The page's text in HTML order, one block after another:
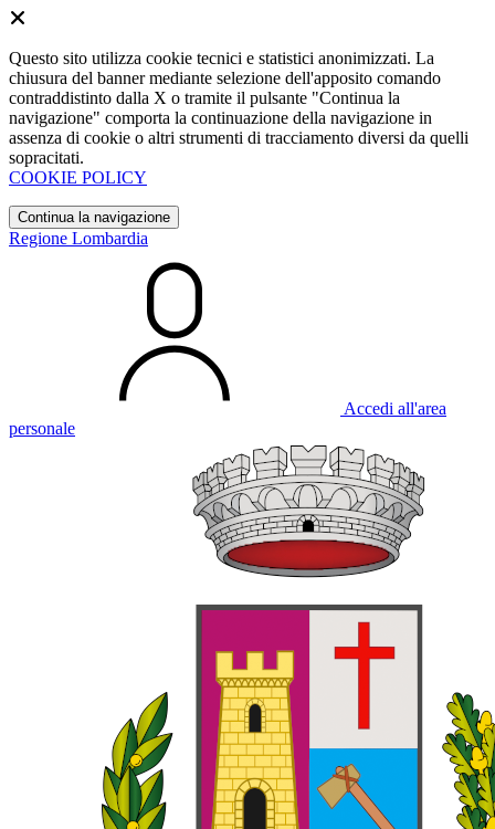
Questo sito utilizza cookie tecnici e statistici anonimizzati. La
chiusura del banner mediante selezione dell'apposito comando
contraddistinto dalla X o tramite il pulsante "Continua la
navigazione" comporta la continuazione della navigazione in
assenza di cookie o altri strumenti di tracciamento diversi da quelli
sopracitati.
COOKIE POLICY
Continua la navigazione
Regione Lombardia
Accedi all'area
personale